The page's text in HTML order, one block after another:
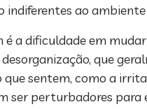
indiferentes ao
a dificuldade em
que
que sentem, como a
ser perturbadores